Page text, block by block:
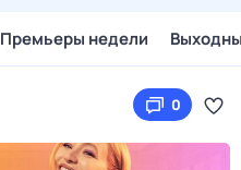
Премьеры недели
0